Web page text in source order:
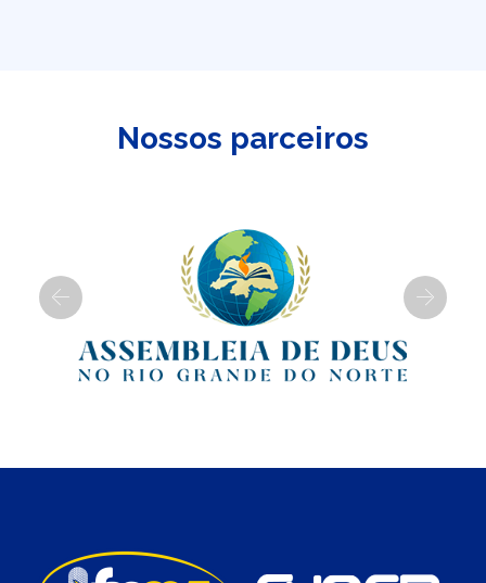
Nossos parceiros
Previous Next